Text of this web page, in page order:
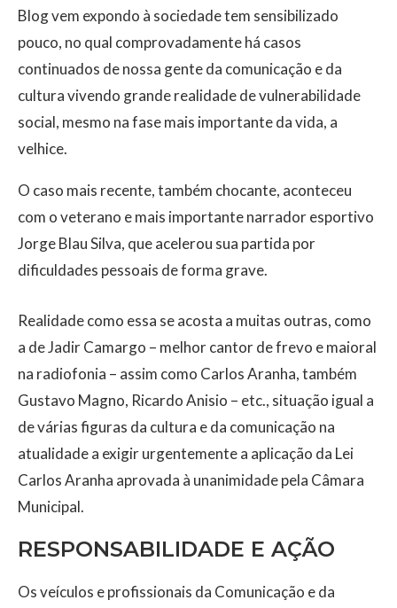
Blog vem expondo à sociedade tem sensibilizado
pouco, no qual comprovadamente há casos
continuados de nossa gente da comunicação e da
cultura vivendo grande realidade de vulnerabilidade
social, mesmo na fase mais importante da vida, a
velhice.
O caso mais recente, também chocante, aconteceu
com o veterano e mais importante narrador esportivo
Jorge Blau Silva, que acelerou sua partida por
dificuldades pessoais de forma grave.
Realidade como essa se acosta a muitas outras, como
a de Jadir Camargo – melhor cantor de frevo e maioral
na radiofonia – assim como Carlos Aranha, também
Gustavo Magno, Ricardo Anisio – etc., situação igual a
de várias figuras da cultura e da comunicação na
atualidade a exigir urgentemente a aplicação da Lei
Carlos Aranha aprovada à unanimidade pela Câmara
Municipal.
RESPONSABILIDADE E AÇÃO
Os veículos e profissionais da Comunicação e da